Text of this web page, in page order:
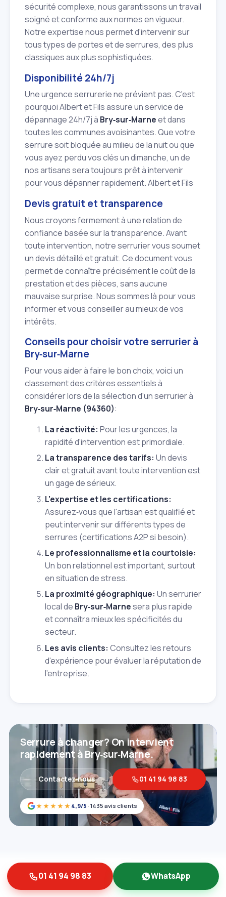
sécurité complexe, nous garantissons un travail
soigné et conforme aux normes en vigueur.
Notre expertise nous permet d'intervenir sur
tous types de portes et de serrures, des plus
classiques aux plus sophistiquées.
Disponibilité 24h/7j
Une urgence serrurerie ne prévient pas. C'est
pourquoi Albert et Fils assure un service de
dépannage 24h/7j à Bry‑sur‑Marneet dans
toutes les communes avoisinantes. Que votre
serrure soit bloquée au milieu de la nuit ou que
vous ayez perdu vos clés un dimanche, un de
nos artisans sera toujours prêt à intervenir
pour vous dépanner rapidement. Albert et Fils
Devis gratuit et transparence
Nous croyons fermement à une relation de
confiance basée sur la transparence. Avant
toute intervention, notre serrurier vous soumet
un devis détaillé et gratuit. Ce document vous
permet de connaître précisément le coût de la
prestation et des pièces, sans aucune
mauvaise surprise. Nous sommes là pour vous
informer et vous conseiller au mieux de vos
intérêts.
Conseils pour choisir votre serrurier à
Bry‑sur‑Marne
Pour vous aider à faire le bon choix, voici un
classement des critères essentiels à
considérer lors de la sélection d'un serrurier à
Bry‑sur‑Marne (94360):
La réactivité: Pour les urgences, la
rapidité d'intervention est primordiale.
La transparence des tarifs: Un devis
clair et gratuit avant toute intervention est
un gage de sérieux.
L'expertise et les certifications:
Assurez‑vous que l'artisan est qualifié et
peut intervenir sur différents types de
serrures (certifications A2P si besoin).
Le professionnalisme et la courtoisie:
Un bon relationnel est important, surtout
en situation de stress.
La proximité géographique: Un serrurier
local de Bry‑sur‑Marnesera plus rapide
et connaîtra mieux les spécificités du
secteur.
Les avis clients: Consultez les retours
d'expérience pour évaluer la réputation de
l'entreprise.
★★★★★ 4,9/5 · 1435 avis clients
Serrure à changer? On intervient
rapidement à Bry‑sur‑Marne.
Contactez‑nous 01 41 94 98 83
01 41 94 98 83 WhatsApp